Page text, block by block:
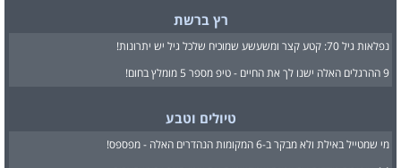
רץ ברשת
נפלאות גיל 70: קטע קצר ומשעשע שמוכיח שלכל גיל יש יתרונות!
9 ההרגלים האלה ישנו לך את החיים - טיפ מספר 5 מומלץ בחום!
טיולים וטבע
מי שמטייל באילת ולא מבקר ב-6 המקומות הנהדרים האלה - מפספס!